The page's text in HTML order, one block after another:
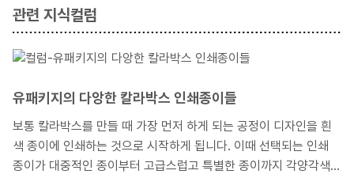
관련 지식컬럼
유패키지의 다앙한 칼라박스 인쇄종이들
보통 칼라박스를 만들 때 가장 먼저 하게 되는 공정이 디자인을 흰
색 종이에 인쇄하는 것으로 시작하게 됩니다. 이때 선택되는 인쇄
종이가 대중적인 종이부터 고급스럽고 특별한 종이까지 각양각색입